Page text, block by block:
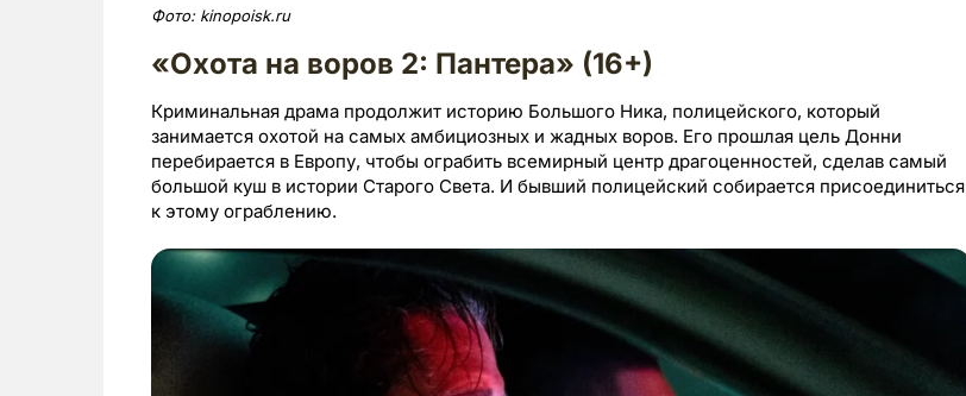
Фото: kinopoisk.ru
«Охота на воров 2: Пантера» (16+)
Криминальная драма продолжит историю Большого Ника, полицейского, который
занимается охотой на самых амбициозных и жадных воров. Его прошлая цель Донни
перебирается в Европу, чтобы ограбить всемирный центр драгоценностей, сделав самый
большой куш в истории Старого Света. И бывший полицейский собирается присоединиться
к этому ограблению.